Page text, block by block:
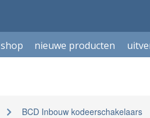
shop nieuwe producten
BCD Inbouw kodeerschakelaars